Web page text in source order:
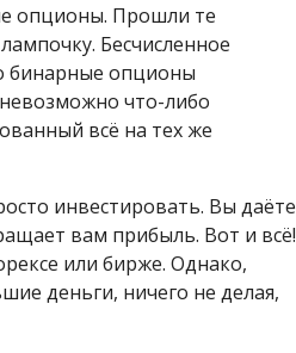
опционы. Прошли те
Бесчисленное
бинарные опционы
что-либо
всё на тех же
инвестировать. Вы даёте
вам прибыль. Вот и всё!
или бирже. Однако,
деньги, ничего не делая,